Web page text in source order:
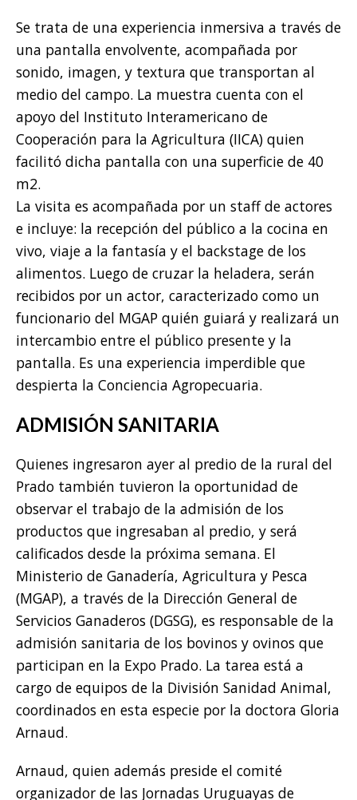
Se trata de una experiencia inmersiva a través de
una pantalla envolvente, acompañada por
sonido, imagen, y textura que transportan al
medio del campo. La muestra cuenta con el
apoyo del Instituto Interamericano de
Cooperación para la Agricultura (IICA) quien
facilitó dicha pantalla con una superficie de 40
m2.
La visita es acompañada por un staff de actores
e incluye: la recepción del público a la cocina en
vivo, viaje a la fantasía y el backstage de los
alimentos. Luego de cruzar la heladera, serán
recibidos por un actor, caracterizado como un
funcionario del MGAP quién guiará y realizará un
intercambio entre el público presente y la
pantalla. Es una experiencia imperdible que
despierta la Conciencia Agropecuaria.
ADMISIÓN SANITARIA
Quienes ingresaron ayer al predio de la rural del
Prado también tuvieron la oportunidad de
observar el trabajo de la admisión de los
productos que ingresaban al predio, y será
calificados desde la próxima semana. El
Ministerio de Ganadería, Agricultura y Pesca
(MGAP), a través de la Dirección General de
Servicios Ganaderos (DGSG), es responsable de la
admisión sanitaria de los bovinos y ovinos que
participan en la Expo Prado. La tarea está a
cargo de equipos de la División Sanidad Animal,
coordinados en esta especie por la doctora Gloria
Arnaud.
Arnaud, quien además preside el comité
organizador de las Jornadas Uruguayas de